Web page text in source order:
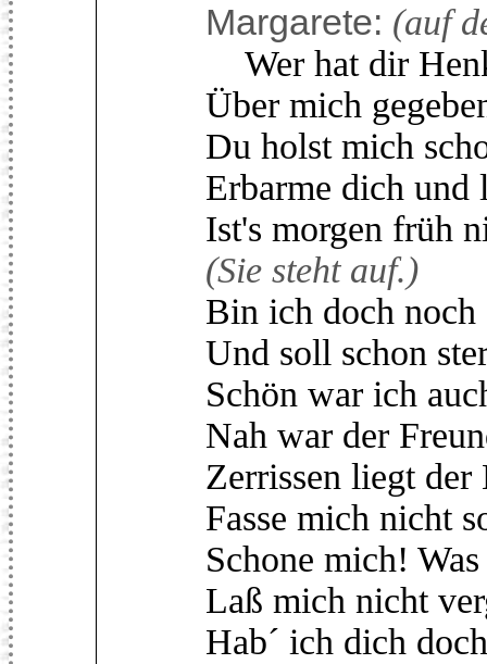
Margarete: (auf
Wer hat dir
Über mich
Du holst mich
Erbarme dich und
Ist's morgen früh
(Sie steht auf.)
Bin ich doch
Und soll schon
Schön war ich
Nah war der
Zerrissen liegt
Fasse mich nicht
Schone mich!
Laß mich nicht
Hab´ ich dich